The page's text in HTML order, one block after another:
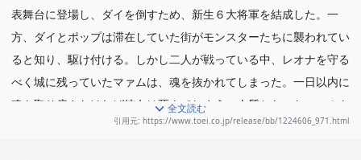
表舞台に登場し、ダイを倒すため、新生６大将軍を結成した。一
方、ダイとポップは滞在していた街がモンスターたちに襲われてい
ると知り、駆け付ける。しかし二人が戦っている中、レオナを守る
べく城に残っていたマァムは、魂を抜かれてしまった。一日以内に
魂を取り戻さなければ彼女は死んでしまう。人質となったマァムを
助けるため、ダイたちは決戦に臨む。しかし、その裏にはガルヴァ
全文読む
引用元: https://www.toei.co.jp/release/bb/1224606_971.html